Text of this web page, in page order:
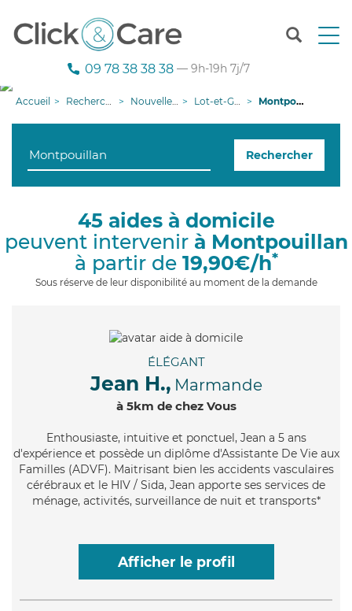
T
n
g
i
09 78 38 38 38 — 9h-19h 7j/7
Accueil Recherche aide à domicile Nouvelle-Aquitaine Lot-et-Garonne Montpouillan
Rechercher
45 aides à domicile
peuvent intervenir à Montpouillan
à partir de 19,90€/h*
Sous réserve de leur disponibilité au moment de la demande
ÉLÉGANT
Jean H., Marmande
à 5km de chez Vous
Enthousiaste, intuitive et ponctuel, Jean a 5 ans
d'expérience et possède un diplôme d'Assistante De Vie aux
Familles (ADVF). Maitrisant bien les accidents vasculaires
cérébraux et le HIV / Sida, Jean apporte ses services de
ménage, activités, surveillance de nuit et transports*
Afficher le profil